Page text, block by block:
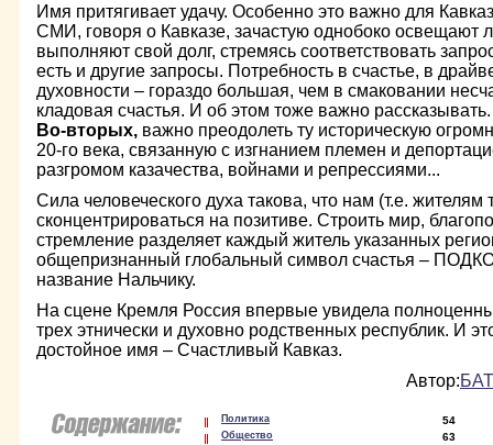
Имя притягивает удачу. Особенно это важно для
СМИ, говоря о Кавказе, зачастую однобоко освещают
выполняют свой долг, стремясь соответствовать
есть и другие запросы. Потребность в счастье, в
духовности – гораздо большая, чем в смаковании
кладовая счастья. И об этом тоже важно
Во-вторых, важно преодолеть ту историческую
20-го века, связанную с изгнанием племен и
разгромом казачества, войнами и репрессиями...
Сила человеческого духа такова, что нам (т.е. жителям
сконцентрироваться на позитиве. Строить мир,
стремление разделяет каждый житель указанных
общепризнанный глобальный символ счастья –
название Нальчику.
На сцене Кремля Россия впервые увидела
трех этнически и духовно родственных республик. И
достойное имя – Счастливый Кавказ.
Автор:
Политика 54
Общество 63